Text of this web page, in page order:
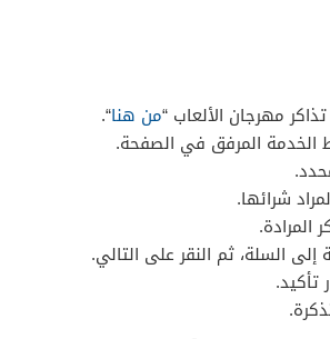
مهرجان الألعاب “من هنا“.
الخدمة المرفق في الصفحة.
شرائها.
المرادة.
إلى السلة، ثم النقر على التالي.